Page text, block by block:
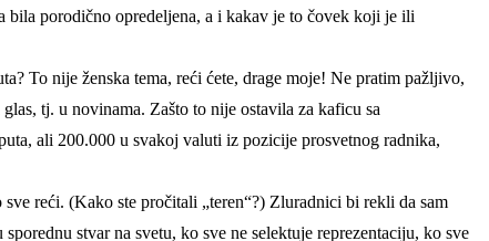
bila porodično opredeljena, a i kakav je to čovek koji je ili
To nije ženska tema, reći ćete, drage moje! Ne pratim pažljivo,
tj. u novinama. Zašto to nije ostavila za kaficu sa
ali 200.000 u svakoj valuti iz pozicije prosvetnog radnika,
reći. (Kako ste pročitali „teren“?) Zluradnici bi rekli da sam
stvar na svetu, ko sve ne selektuje reprezentaciju, ko sve